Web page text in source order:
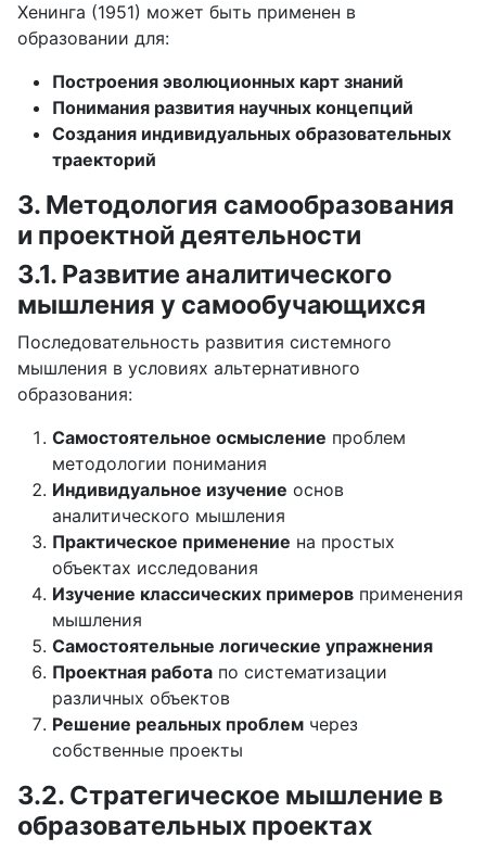
Хенинга (1951) может быть применен в
образовании для:
Построения эволюционных карт знаний
Понимания развития научных концепций
Создания индивидуальных образовательных
траекторий
3. Методология самообразования
и проектной деятельности
3.1. Развитие аналитического
мышления у самообучающихся
Последовательность развития системного
мышления в условиях альтернативного
образования:
Самостоятельное осмысление проблем
методологии понимания
Индивидуальное изучение основ
аналитического мышления
Практическое применение на простых
объектах исследования
Изучение классических примеров применения
мышления
Самостоятельные логические упражнения
Проектная работа по систематизации
различных объектов
Решение реальных проблем через
собственные проекты
3.2. Стратегическое мышление в
образовательных проектах